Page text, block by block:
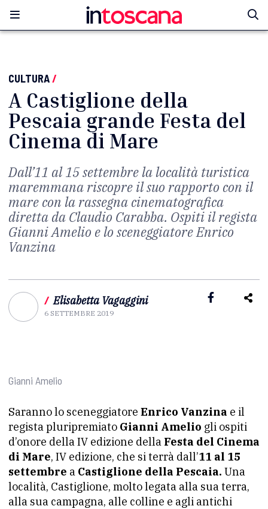
CULTURA/
A Castiglione della
Pescaia grande Festa del
Cinema di Mare
Dall’11 al 15 settembre la località turistica
maremmana riscopre il suo rapporto con il
mare con la rassegna cinematografica
diretta da Claudio Carabba. Ospiti il regista
Gianni Amelio e lo sceneggiatore Enrico
Vanzina
/ Elisabetta Vagaggini
6 SETTEMBRE 2019
Gianni Amelio
Saranno lo sceneggiatore Enrico Vanzina e il
regista pluripremiato Gianni Amelio gli ospiti
d’onore della IV edizione della Festa del Cinema
di Mare, IV edizione, che si terrà dall’11 al 15
settembre a Castiglione della Pescaia. Una
località, Castiglione, molto legata alla sua terra,
alla sua campagna, alle colline e agli antichi